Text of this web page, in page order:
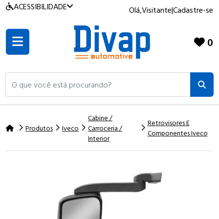
ACESSIBILIDADE Olá,Visitante|Cadastre-se
O que você está procurando?
0
Produtos Iveco
Cabine /
Carroceria /
Interior
Retrovisores E
Componentes Iveco